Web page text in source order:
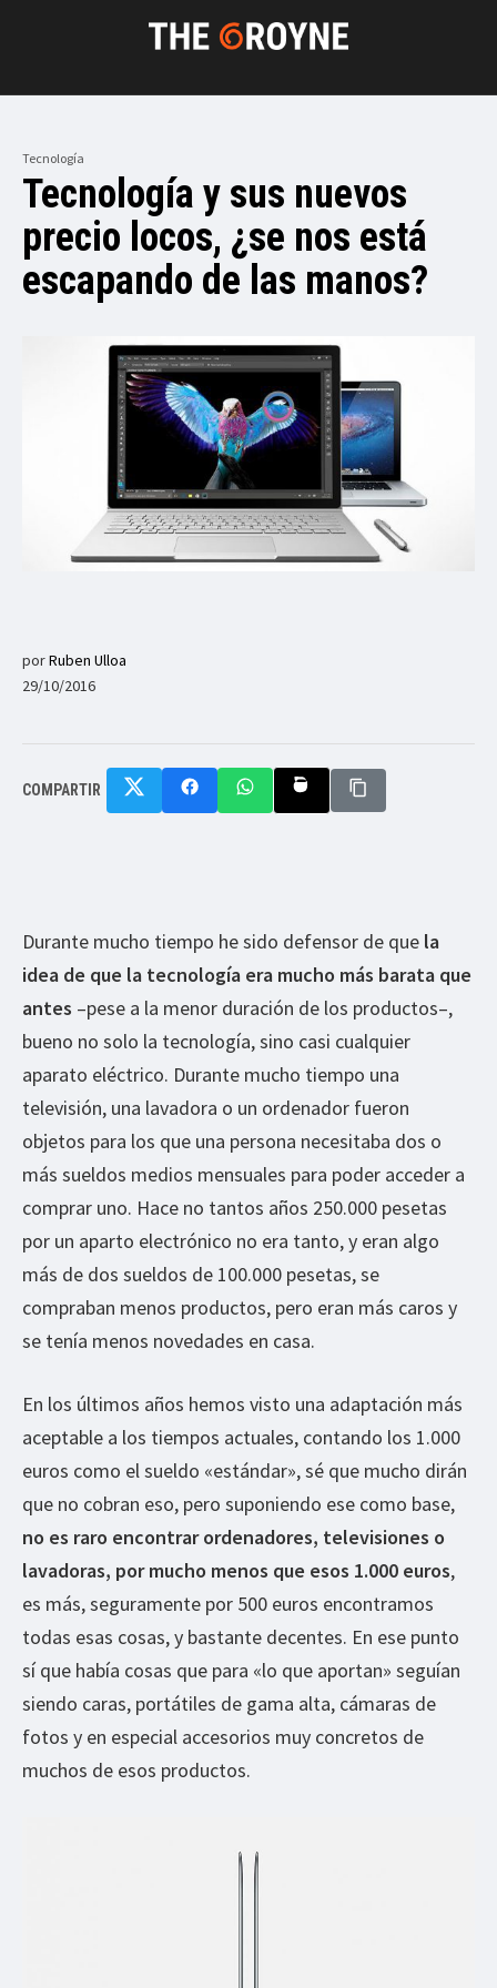
Tecnología
Tecnología y sus nuevos
precio locos, ¿se nos está
escapando de las manos?
porRuben Ulloa
29/10/2016
COMPARTIR
Durante mucho tiempo he sido defensor de que la
idea de que la tecnología era mucho más barata que
antes –pese a la menor duración de los productos–,
bueno no solo la tecnología, sino casi cualquier
aparato eléctrico. Durante mucho tiempo una
televisión, una lavadora o un ordenador fueron
objetos para los que una persona necesitaba dos o
más sueldos medios mensuales para poder acceder a
comprar uno. Hace no tantos años 250.000 pesetas
por un aparto electrónico no era tanto, y eran algo
más de dos sueldos de 100.000 pesetas, se
compraban menos productos, pero eran más caros y
se tenía menos novedades en casa.
En los últimos años hemos visto una adaptación más
aceptable a los tiempos actuales, contando los 1.000
euros como el sueldo «estándar», sé que mucho dirán
que no cobran eso, pero suponiendo ese como base,
no es raro encontrar ordenadores, televisiones o
lavadoras, por mucho menos que esos 1.000 euros,
es más, seguramente por 500 euros encontramos
todas esas cosas, y bastante decentes. En ese punto
sí que había cosas que para «lo que aportan» seguían
siendo caras, portátiles de gama alta, cámaras de
fotos y en especial accesorios muy concretos de
muchos de esos productos.